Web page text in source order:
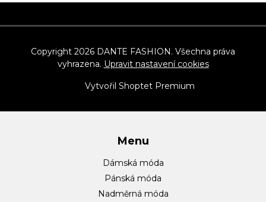
á
í
Vytvořil Shoptet Premium
Copyright 2026 DANTE FASHION. Všechna práva
vyhrazena. Upravit nastavení cookies
Menu
Dámská móda
Pánská móda
Nadměrná móda